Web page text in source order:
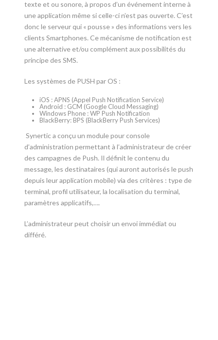
texte et ou sonore, à propos d’un événement interne à
une application même si celle-ci n’est pas ouverte. C’est
donc le serveur qui « pousse » des informations vers les
clients Smartphones. Ce mécanisme de notification est
une alternative et/ou complément aux possibilités du
principe des SMS.
Les systèmes de PUSH par OS :
iOS : APNS (Appel Push Notification Service)
Android : GCM (Google Cloud Messaging)
Windows Phone : WP Push Notification
BlackBerry: BPS (BlackBerry Push Services)
Synertic a conçu un module pour console
d’administration permettant à l’administrateur de créer
des campagnes de Push. Il définit le contenu du
message, les destinataires (qui auront autorisés le push
depuis leur application mobile) via des critères : type de
terminal, profil utilisateur, la localisation du terminal,
paramètres applicatifs,….
L’administrateur peut choisir un envoi immédiat ou
différé.